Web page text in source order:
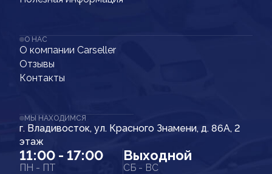
О НАС
О компании Carseller
Отзывы
Контакты
МЫ НАХОДИМСЯ
г. Владивосток, ул. Красного Знамени, д. 86А, 2
этаж
11:00 - 17:00
ПН - ПТ
Выходной
СБ - ВС